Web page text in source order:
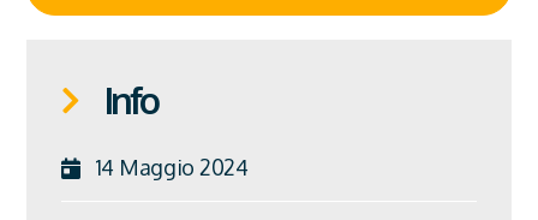
Info
14 Maggio 2024